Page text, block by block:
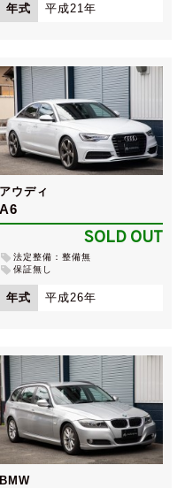
年式 平成21年
アウディ
A6
SOLD OUT
法定整備：整備無
保証無し
年式 平成26年
BMW